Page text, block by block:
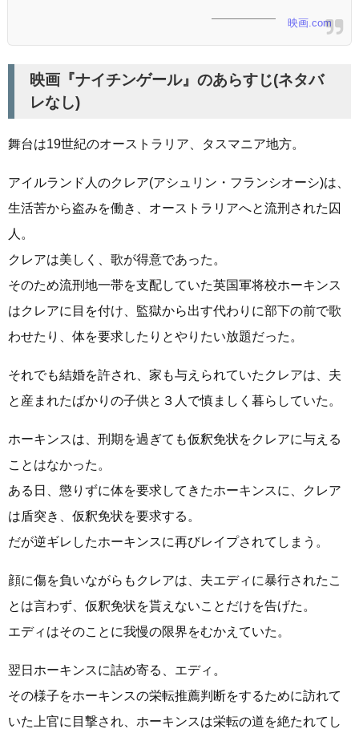
映画.com
映画『ナイチンゲール』のあらすじ(ネタバ
レなし)
舞台は19世紀のオーストラリア、タスマニア地方。
アイルランド人のクレア(アシュリン・フランシオーシ)は、
生活苦から盗みを働き、オーストラリアへと流刑された囚
人。
クレアは美しく、歌が得意であった。
そのため流刑地一帯を支配していた英国軍将校ホーキンス
はクレアに目を付け、監獄から出す代わりに部下の前で歌
わせたり、体を要求したりとやりたい放題だった。
それでも結婚を許され、家も与えられていたクレアは、夫
と産まれたばかりの子供と３人で慎ましく暮らしていた。
ホーキンスは、刑期を過ぎても仮釈免状をクレアに与える
ことはなかった。
ある日、懲りずに体を要求してきたホーキンスに、クレア
は盾突き、仮釈免状を要求する。
だが逆ギレしたホーキンスに再びレイプされてしまう。
顔に傷を負いながらもクレアは、夫エディに暴行されたこ
とは言わず、仮釈免状を貰えないことだけを告げた。
エディはそのことに我慢の限界をむかえていた。
翌日ホーキンスに詰め寄る、エディ。
その様子をホーキンスの栄転推薦判断をするために訪れて
いた上官に目撃され、ホーキンスは栄転の道を絶たれてし